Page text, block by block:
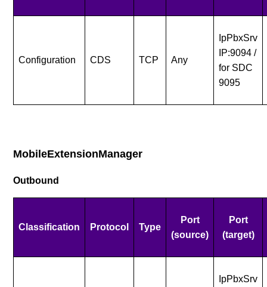
Configuration CDS TCP Any
IpPbxSrv
IP:9094 /
for SDC
9095
MobileExtensionManager
Outbound
Classification Protocol Type
Port
(source)
Port
(target)
IpPbxSrv